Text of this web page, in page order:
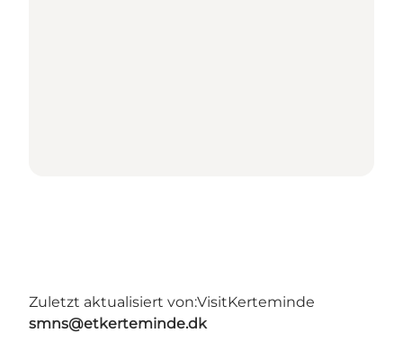
Zuletzt aktualisiert von:VisitKerteminde
smns@etkerteminde.dk